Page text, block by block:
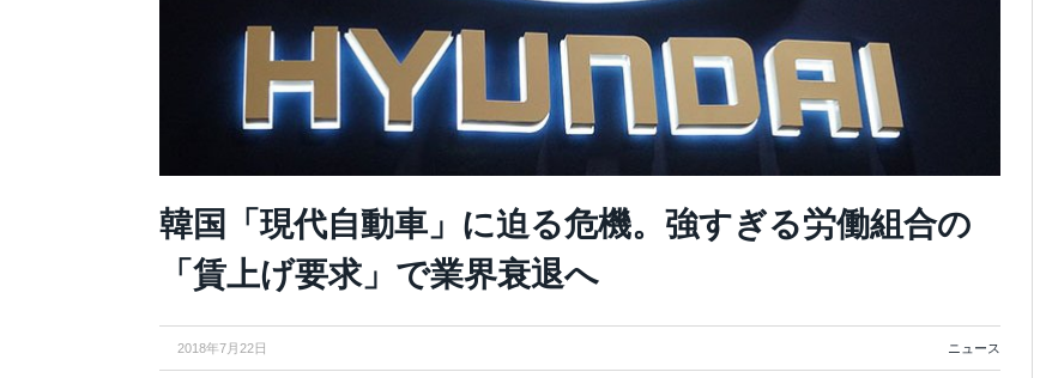
韓国「現代自動車」に迫る危機。強すぎる労働組合の
「賃上げ要求」で業界衰退へ
2018年7月22日 ニュース